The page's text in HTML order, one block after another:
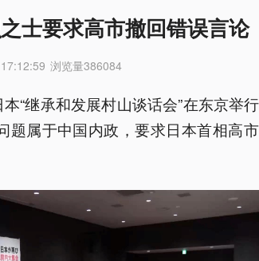
士要求高市撤回错误言论
浏览量386084
“继承和发展村山谈话会”在东京举
题属于中国内政，要求日本首相高